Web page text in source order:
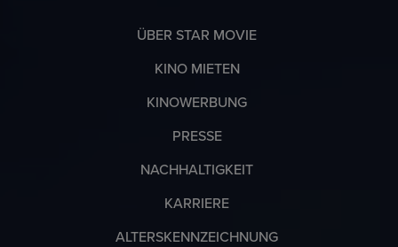
ÜBER STAR MOVIE
KINO MIETEN
KINOWERBUNG
PRESSE
NACHHALTIGKEIT
KARRIERE
ALTERSKENNZEICHNUNG